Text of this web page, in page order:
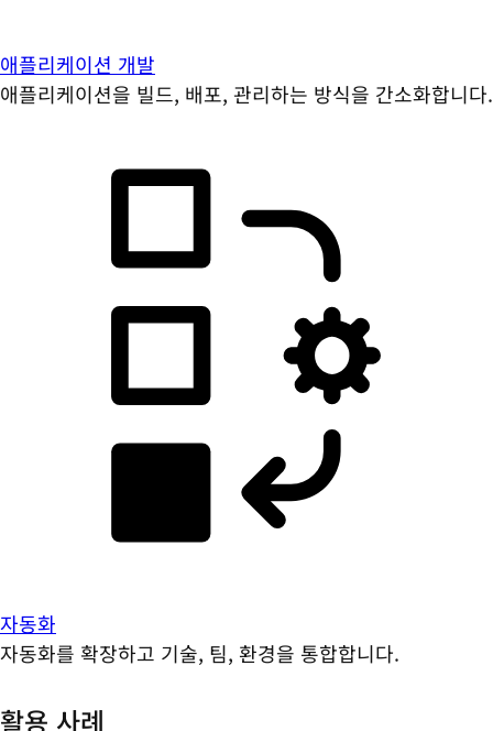
애플리케이션 개발
애플리케이션을 빌드, 배포, 관리하는 방식을 간소화합니다.
자동화
자동화를 확장하고 기술, 팀, 환경을 통합합니다.
활용 사례